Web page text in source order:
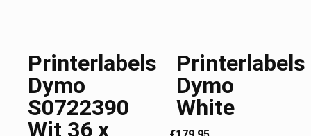
Printerlabels
Dymo
S0722390
Wit 36 ​​x
Printerlabels
Dymo
White